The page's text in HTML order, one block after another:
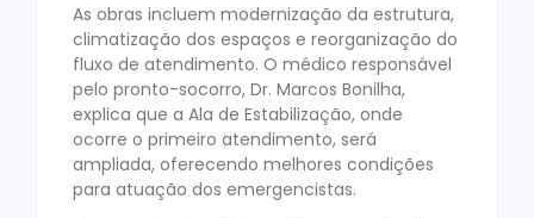
As obras incluem modernização da estrutura,
climatização dos espaços e reorganização do
fluxo de atendimento. O médico responsável
pelo pronto-socorro, Dr. Marcos Bonilha,
explica que a Ala de Estabilização, onde
ocorre o primeiro atendimento, será
ampliada, oferecendo melhores condições
para atuação dos emergencistas.